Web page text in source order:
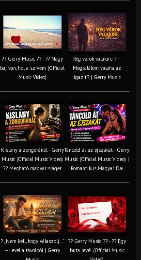
?? Gerry Music ?? - ?? Nagy
baj van, hol a szívem (Official
Music Video)
Rég várok valakire ? –
Megtalálom valaha az
igazit? | Gerry Music
Kislány a zongoránál - Gerry
Music (Official Music Video)
?? Megható magyar sláger
Táncold át az éjszakát - Gerry
Music (Official Music Video) |
Romantikus Magyar Dal
? „Nem kell, hogy válaszolj…”
– Levél a távolból | Gerry
?? Gerry Music ?? - ?? Egy
buta levél (Official Music